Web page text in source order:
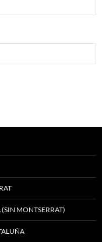
(SIN MONTSERRAT)